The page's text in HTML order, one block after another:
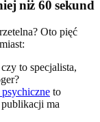
niż 60 sekund
Oto pięć
to specjalista,
to
ma